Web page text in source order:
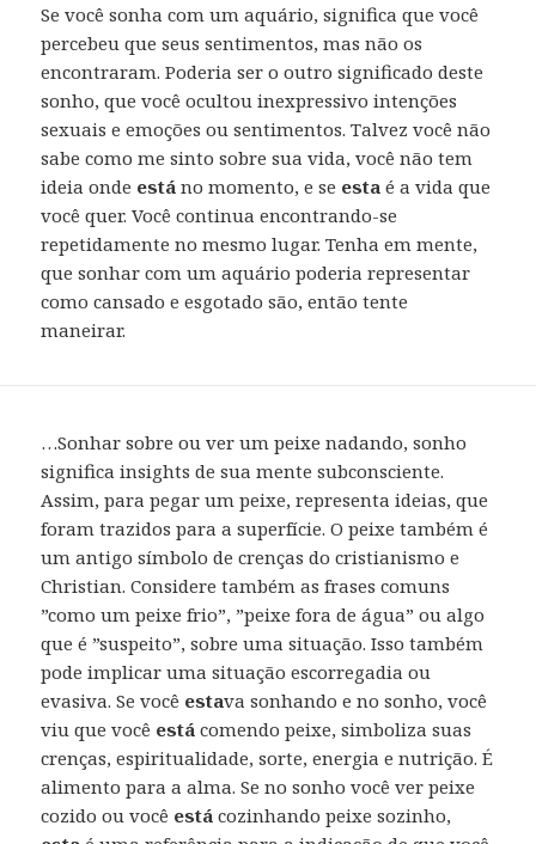
Se você sonha com um aquário, significa que você
percebeu que seus sentimentos, mas não os
encontraram. Poderia ser o outro significado deste
sonho, que você ocultou inexpressivo intenções
sexuais e emoções ou sentimentos. Talvez você não
sabe como me sinto sobre sua vida, você não tem
ideia onde está no momento, e se esta é a vida que
você quer. Você continua encontrando-se
repetidamente no mesmo lugar. Tenha em mente,
que sonhar com um aquário poderia representar
como cansado e esgotado são, então tente
maneirar.
…Sonhar sobre ou ver um peixe nadando, sonho
significa insights de sua mente subconsciente.
Assim, para pegar um peixe, representa ideias, que
foram trazidos para a superfície. O peixe também é
um antigo símbolo de crenças do cristianismo e
Christian. Considere também as frases comuns
”como um peixe frio”, ”peixe fora de água” ou algo
que é ”suspeito”, sobre uma situação. Isso também
pode implicar uma situação escorregadia ou
evasiva. Se você estava sonhando e no sonho, você
viu que você está comendo peixe, simboliza suas
crenças, espiritualidade, sorte, energia e nutrição. É
alimento para a alma. Se no sonho você ver peixe
cozido ou você está cozinhando peixe sozinho,